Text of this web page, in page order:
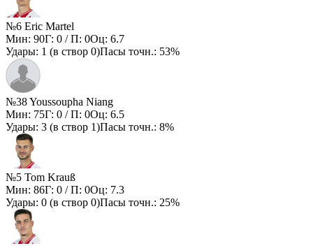
№6 Eric Martel
Мин: 90Г: 0 / П: 0Оц: 6.7
Удары: 1 (в створ 0)Пасы точн.: 53%
№38 Youssoupha Niang
Мин: 75Г: 0 / П: 0Оц: 6.5
Удары: 3 (в створ 1)Пасы точн.: 8%
№5 Tom Krauß
Мин: 86Г: 0 / П: 0Оц: 7.3
Удары: 0 (в створ 0)Пасы точн.: 25%